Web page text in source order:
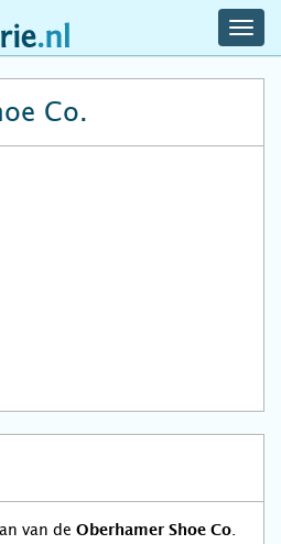
Co.
van de Oberhamer Shoe Co